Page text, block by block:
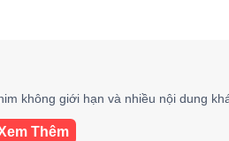
không giới hạn và nhiều nội dung
Thêm